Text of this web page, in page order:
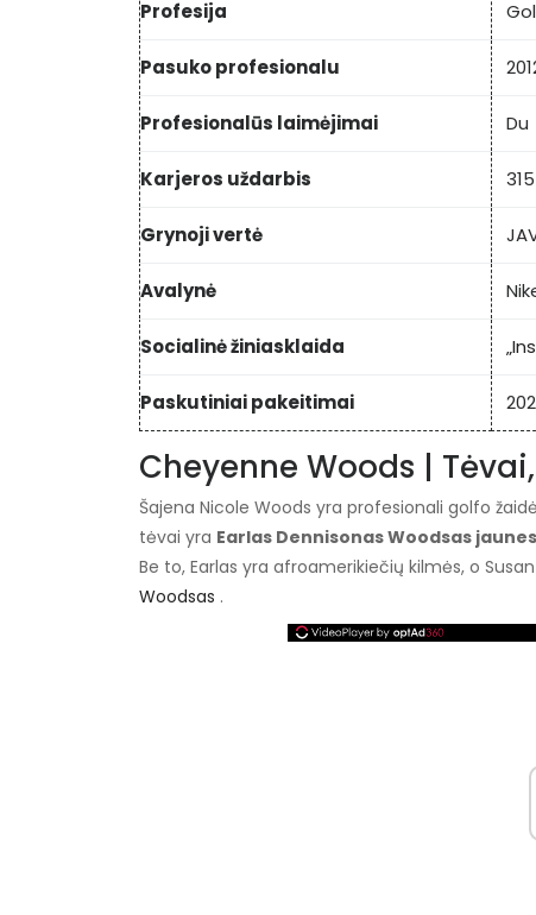
Profesija
Pasuko profesionalu
Profesionalūs laimėjimai Du
Karjeros uždarbis
Grynoji vertė
Avalynė
Socialinė žiniasklaida
Paskutiniai pakeitimai
Cheyenne Woods |
Šajena Nicole Woods yra profesionali golfo
tėvai yra Earlas Dennisonas Woodsas
Be to, Earlas yra afroamerikiečių kilmės, o
Woodsas .